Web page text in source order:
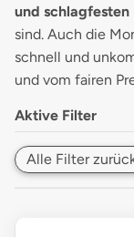
und
sind. Auch die
schnell und
und vom fairen
Aktive Filter
Alle Filter